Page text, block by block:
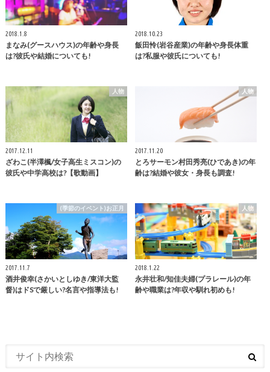
2018.1.8
まなみ(グースハウス)の年齢や身長
は?彼氏や結婚についても!
2018.10.23
飯田怜(岩谷産業)の年齢や身長体重
は?私服や彼氏についても!
人物
2017.12.11
ざわこ(半澤楓/女子高生ミスコン)の
彼氏や中学高校は?【歌動画】
人物
2017.11.20
とろサーモン村田秀亮(ひであき)の年
齢は?結婚や彼女・身長も調査!
(季節のイベント)お正月
2017.11.7
酒井俊幸(さかいとしゆき/東洋大監
督)はドSで厳しい?名言や指導法も!
人物
2018.1.22
永井壮和/知佳夫婦(プラレール)の年
齢や職業は?年収や馴れ初めも!